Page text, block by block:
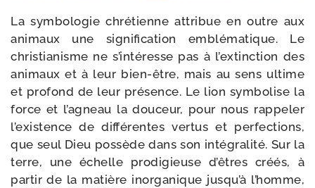
La sym­bo­lo­gie chré­tienne attri­bue en outre aux
ani­maux une signi­fi­ca­tion emblé­ma­tique. Le
chris­tia­nisme ne s’in­té­resse pas à l’ex­tinc­tion des
ani­maux et à leur bien-​être, mais au sens ultime
et pro­fond de leur pré­sence. Le lion sym­bo­lise la
force et l’a­gneau la dou­ceur, pour nous rap­pe­ler
l’exis­tence de dif­fé­rentes ver­tus et per­fec­tions,
que seul Dieu pos­sède dans son inté­gra­li­té. Sur la
terre, une échelle pro­di­gieuse d’êtres créés, à
par­tir de la matière inor­ga­nique jus­qu’à l’homme,